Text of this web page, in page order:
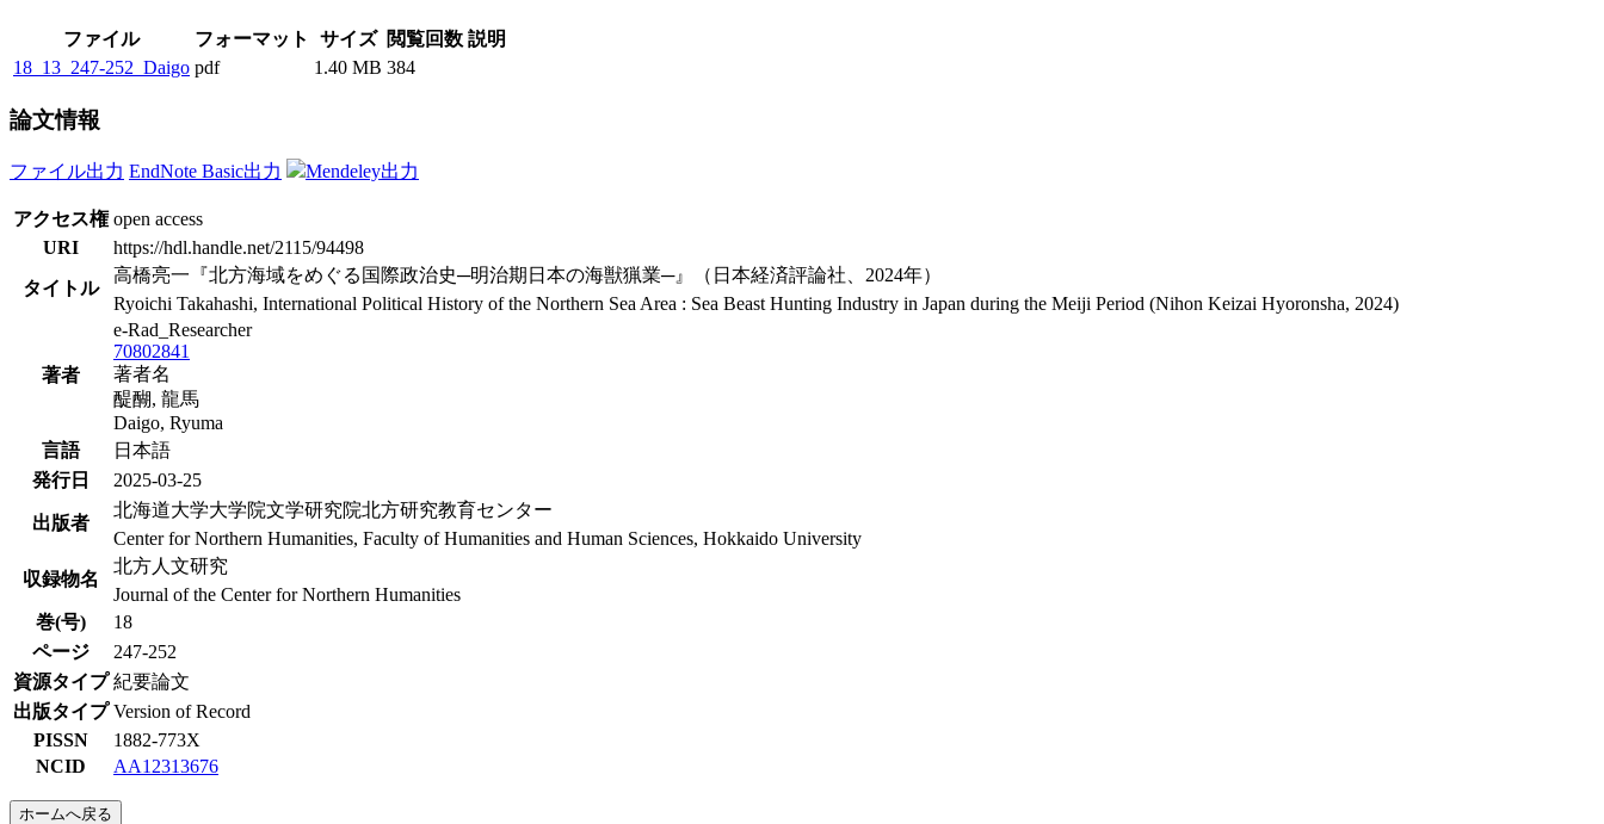
ファイル フォーマット サイズ 閲覧回数 説明
18_13_247-252_Daigo pdf 1.40 MB 384
論文情報
ファイル出力 EndNote Basic出力 Mendeley出力
アクセス権 open access
URI
https://hdl.handle.net/2115/94498
タイトル
高橋亮一『北方海域をめぐる国際政治史─明治期日本の海獣猟業─』（日本経済評論社、2024年）
Ryoichi Takahashi, International Political History of the Northern Sea Area : Sea Beast Hunting Industry in Japan during the Meiji Period (Nihon Keizai Hyoronsha, 2024)
著者
e-Rad_Researcher
70802841
著者名
醍醐, 龍馬
Daigo, Ryuma
言語
日本語
発行日
2025-03-25
出版者
北海道大学大学院文学研究院北方研究教育センター
Center for Northern Humanities, Faculty of Humanities and Human Sciences, Hokkaido University
収録物名
北方人文研究
Journal of the Center for Northern Humanities
巻(号)
18
ページ
247-252
資源タイプ 紀要論文
出版タイプ Version of Record
PISSN
1882-773X
NCID
AA12313676
ホームへ戻る